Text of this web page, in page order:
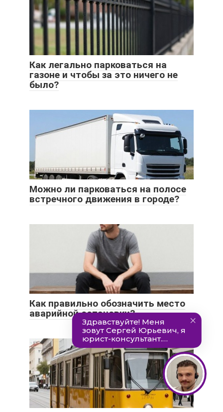
Как легально парковаться на
газоне и чтобы за это ничего не
было?
Можно ли парковаться на полосе
встречного движения в городе?
Как правильно обозначить место
аварийной остановки?